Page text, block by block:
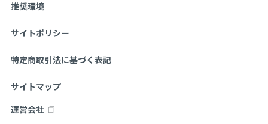
推奨環境
サイトポリシー
特定商取引法に基づく表記
サイトマップ
運営会社